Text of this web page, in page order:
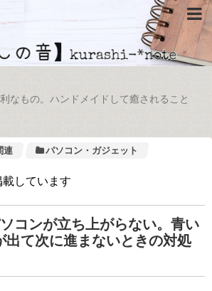
なもの。ハンドメイドして癒されること
連 パソコン・ガジェット
しています
コンが立ち上がらない。青い
出て次に進まないときの対処